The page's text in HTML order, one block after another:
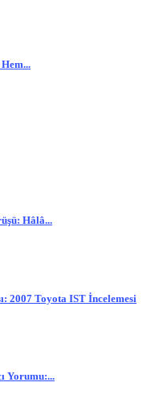
Hâlâ...
2007 Toyota IST İncelemesi
Yorumu:...